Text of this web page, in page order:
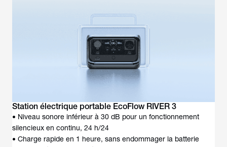
Station électrique portable EcoFlow RIVER 3
• Niveau sonore inférieur à 30 dB pour un fonctionnement
silencieux en continu, 24 h/24
• Charge rapide en 1 heure, sans endommager la batterie